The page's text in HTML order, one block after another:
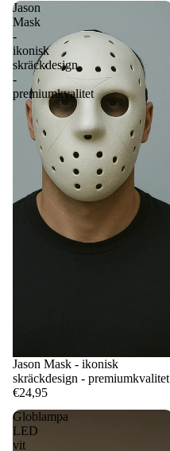
Jason
Mask
-
ikonisk
skräckdesign
-
premiumkvalitet
Jason Mask - ikonisk
skräckdesign - premiumkvalitet
€24,95
Globlampa
LED
vit